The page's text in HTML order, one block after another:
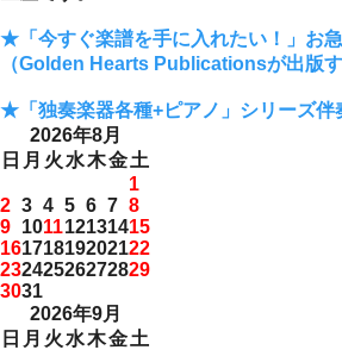
★「今すぐ楽譜を手に入れたい！」お
（Golden Hearts Publicationsが出版す
★「独奏楽器各種+ピアノ」シリーズ伴
2026年8月
日 月 火 水木金土
1
2 3 4 5 6 7 8
9 101112131415
16171819202122
23242526272829
3031
2026年9月
日 月 火 水木金土